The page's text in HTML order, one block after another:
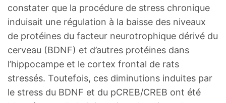
constater que la procédure de stress chronique
induisait une régulation à la baisse des niveaux
de protéines du facteur neurotrophique dérivé du
cerveau (BDNF) et d’autres protéines dans
l’hippocampe et le cortex frontal de rats
stressés. Toutefois, ces diminutions induites par
le stress du BDNF et du pCREB/CREB ont été